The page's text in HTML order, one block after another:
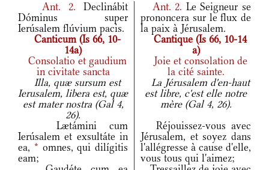
Ant. 2. Declinábit
Dóminus super
Ierúsalem flúvium pacis.
Ant. 2. Le Seigneur se
prononcera sur le flux de
la paix à Jérusalem.
Canticum (Is 66, 10-
14a)
Cantique (Is 66, 10-14
a)
Consolatio et gaudium
in civitate sancta
Joie et consolation de
la cité sainte.
Illa, quæ sursum est
Ierusalem, libera est, quæ
est mater nostra (Gal 4,
26).
La Jérusalem d'en-haut
est libre, c'est elle notre
mère (Gal 4, 26).
Lætámini cum
Ierúsalem et exsultáte in
ea, * omnes, qui dilígitis
eam;
Réjouissez-vous avec
Jérusalem, et soyez dans
l'allégresse à cause d'elle,
vous tous qui l'aimez;